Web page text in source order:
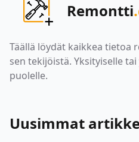
Remontti
Täällä löydät kaikkea tietoa
sen tekijöistä. Yksityiselle
puolelle.
Uusimmat